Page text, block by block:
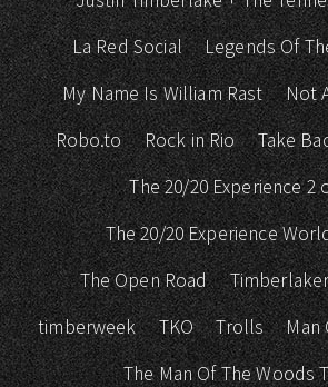
La Red Social
Legends Of
My Name Is William Rast
Not
Robo.to
Rock in Rio
Take
The 20/20 Experience 2
The 20/20 Experience
The Open Road
timberweek
TKO Trolls
Man
The Man Of The Woods